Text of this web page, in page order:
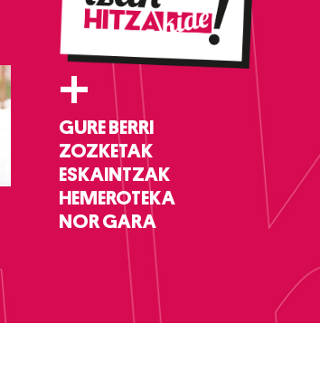
+
GURE BERRI
ZOZKETAK
ESKAINTZAK
HEMEROTEKA
NOR GARA